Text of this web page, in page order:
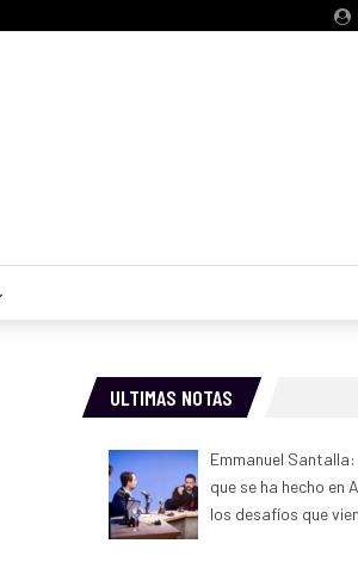
ULTIMAS NOTAS
Emmanuel
que se ha hecho en
los desafíos que